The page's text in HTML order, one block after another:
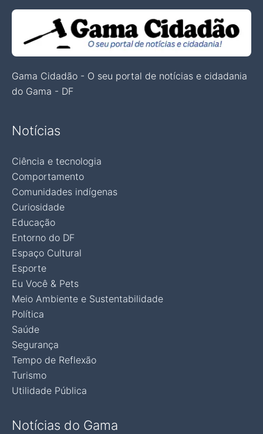
Gama Cidadão - O seu portal de notícias e cidadania
do Gama - DF
Notícias
Ciência e tecnologia
Comportamento
Comunidades indígenas
Curiosidade
Educação
Entorno do DF
Espaço Cultural
Esporte
Eu Você & Pets
Meio Ambiente e Sustentabilidade
Política
Saúde
Segurança
Tempo de Reflexão
Turismo
Utilidade Pública
Notícias do Gama